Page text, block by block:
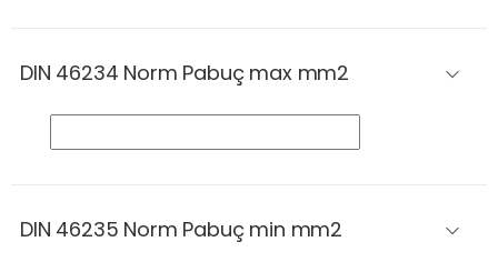
DIN 46234 Norm Pabuç max mm2
DIN 46235 Norm Pabuç min mm2